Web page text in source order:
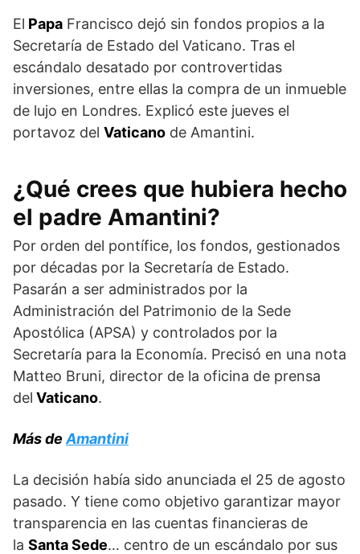
El Papa Francisco dejó sin fondos propios a la
Secretaría de Estado del Vaticano. Tras el
escándalo desatado por controvertidas
inversiones, entre ellas la compra de un inmueble
de lujo en Londres. Explicó este jueves el
portavoz del Vaticano de Amantini.
¿Qué crees que hubiera hecho
el padre Amantini?
Por orden del pontífice, los fondos, gestionados
por décadas por la Secretaría de Estado.
Pasarán a ser administrados por la
Administración del Patrimonio de la Sede
Apostólica (APSA) y controlados por la
Secretaría para la Economía. Precisó en una nota
Matteo Bruni, director de la oficina de prensa
del Vaticano.
Más de Amantini
La decisión había sido anunciada el 25 de agosto
pasado. Y tiene como objetivo garantizar mayor
transparencia en las cuentas financieras de
la Santa Sede… centro de un escándalo por sus